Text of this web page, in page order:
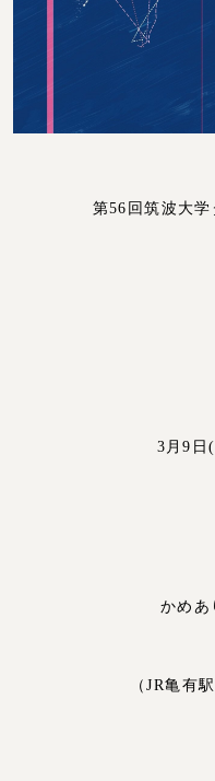
第56回筑波大学
3月9
かめあ
（JR亀有